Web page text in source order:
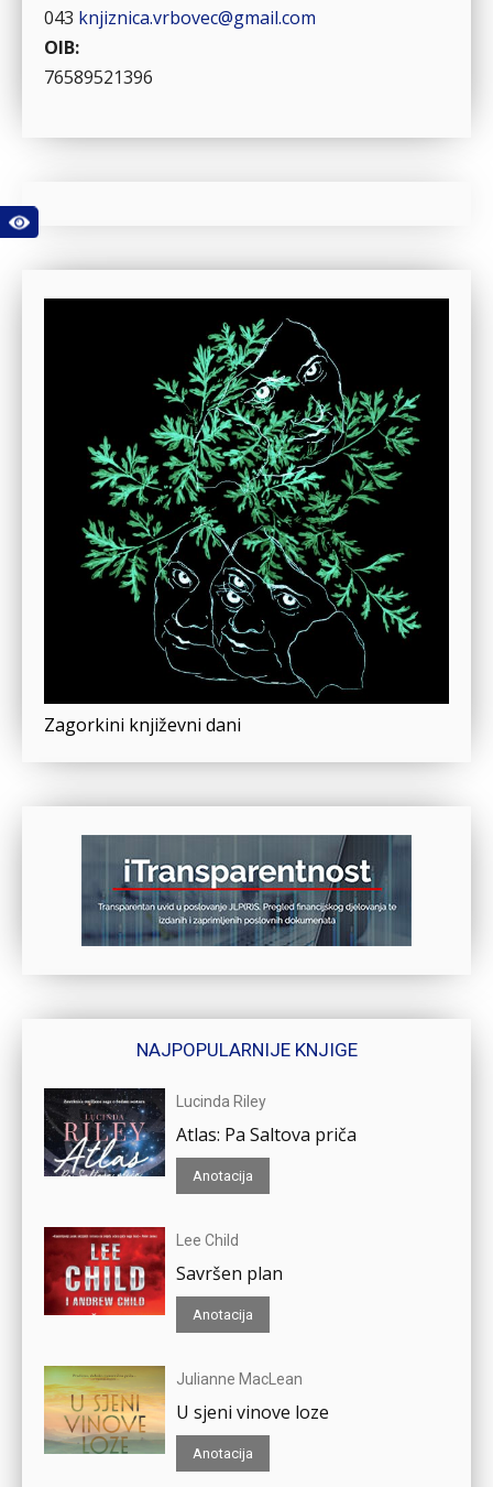
043 knjiznica.vrbovec@gmail.com
OIB:
76589521396
Zagorkini književni dani
NAJPOPULARNIJE KNJIGE
Lucinda Riley
Atlas: Pa Saltova priča
Anotacija
Lee Child
Savršen plan
Anotacija
Julianne MacLean
U sjeni vinove loze
Anotacija